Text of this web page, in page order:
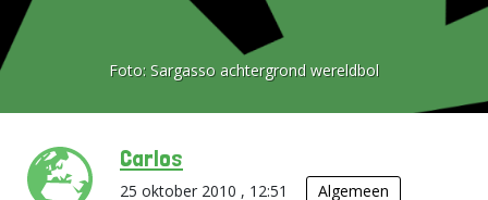
Foto: Sargasso achtergrond wereldbol
Carlos
25 oktober 2010 , 12:51 Algemeen